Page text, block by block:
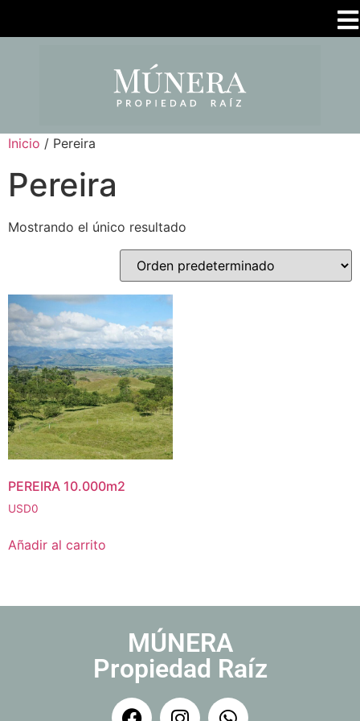
Inicio / Pereira
Pereira
Mostrando el único resultado
PEREIRA 10.000m2
USD0
Añadir al carrito
MÚNERA
Propiedad Raíz